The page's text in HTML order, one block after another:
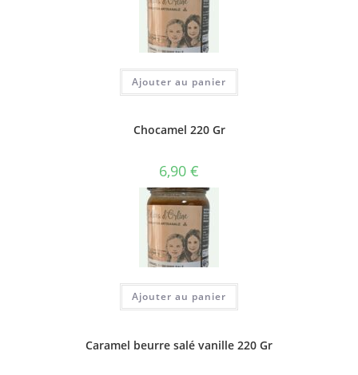
Ajouter au panier
Chocamel 220 Gr
6,90 €
Ajouter au panier
Caramel beurre salé vanille 220 Gr